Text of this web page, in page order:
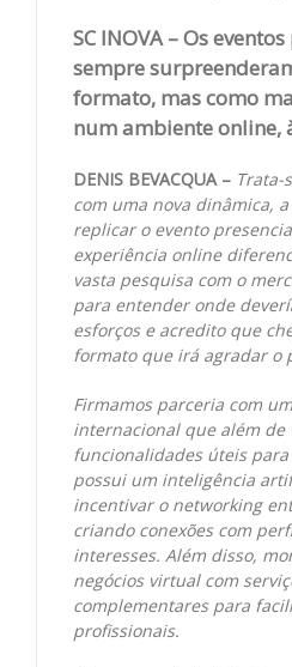
SC INOVA – Os
sempre
formato, mas como
num ambiente online,
DENIS BEVACQUA – Trata-
com uma nova dinâmica,
replicar o evento
experiência online
vasta pesquisa com o
para entender onde
esforços e acredito que
formato que irá agradar o
Firmamos parceria com
internacional que além de
funcionalidades úteis
possui um inteligência
incentivar o networking
criando conexões com
interesses. Além disso,
negócios virtual com
complementares para
profissionais.